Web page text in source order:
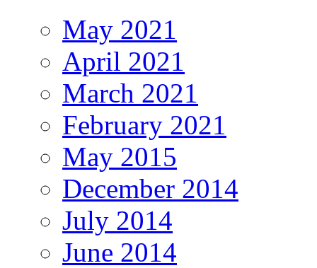
May 2021
April 2021
March 2021
February 2021
May 2015
December 2014
July 2014
June 2014